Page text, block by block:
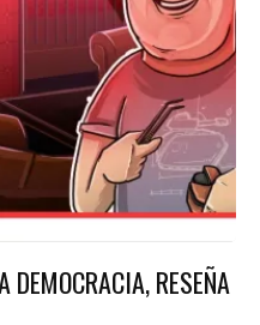
RESEÑA